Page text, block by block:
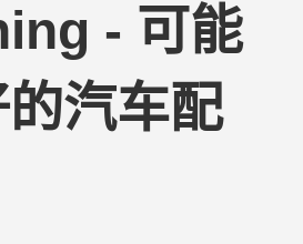
- 可能
汽车配